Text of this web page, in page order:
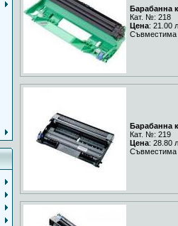
Барабанна
Кат. №: 218
Цена: 21.00
Съвместима
Барабанна
Кат. №: 219
Цена: 28.80
Съвместима